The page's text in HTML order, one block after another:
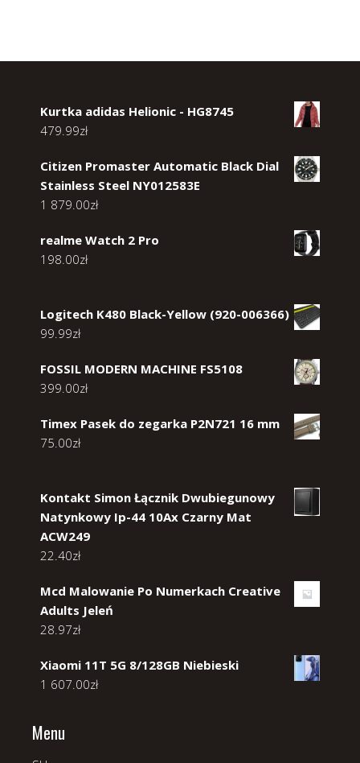
Kurtka adidas Helionic - HG8745
479.99zł
Citizen Promaster Automatic Black Dial
Stainless Steel NY012583E
1 879.00zł
realme Watch 2 Pro
198.00zł
Logitech K480 Black-Yellow (920-006366)
99.99zł
FOSSIL MODERN MACHINE FS5108
399.00zł
Timex Pasek do zegarka P2N721 16 mm
75.00zł
Kontakt Simon Łącznik Dwubiegunowy
Natynkowy Ip-44 10Ax Czarny Mat
ACW249
22.40zł
Mcd Malowanie Po Numerkach Creative
Adults Jeleń
28.97zł
Xiaomi 11T 5G 8/128GB Niebieski
1 607.00zł
Menu